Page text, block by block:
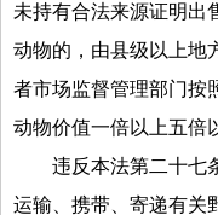
未持有合法来源证明出
动物的，由县级以上地
者市场监督管理部门按
动物价值一倍以上五倍
违反本法第二十七条
运输、携带、寄递有关